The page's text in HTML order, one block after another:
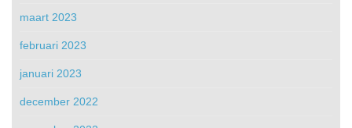
maart 2023
februari 2023
januari 2023
december 2022